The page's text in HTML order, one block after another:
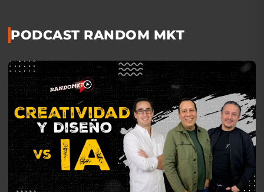
PODCAST RANDOM MKT